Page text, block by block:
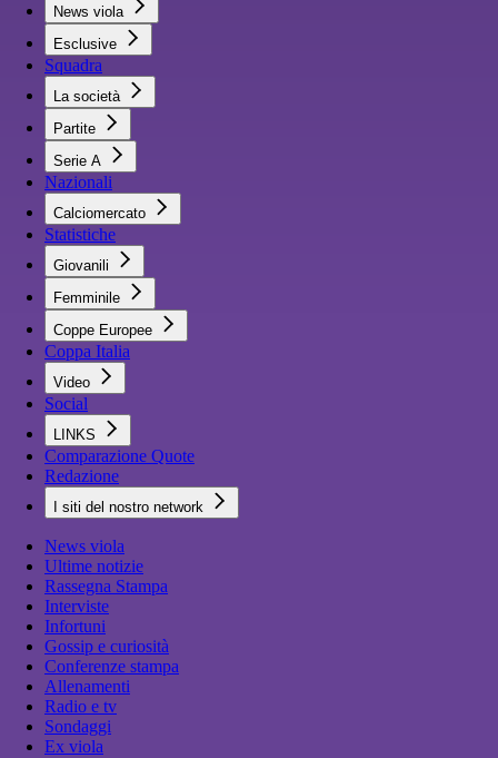
News viola
Esclusive
Squadra
La società
Partite
Serie A
Nazionali
Calciomercato
Statistiche
Giovanili
Femminile
Coppe Europee
Coppa Italia
Video
Social
LINKS
Comparazione Quote
Redazione
I siti del nostro network
News viola
Ultime notizie
Rassegna Stampa
Interviste
Infortuni
Gossip e curiosità
Conferenze stampa
Allenamenti
Radio e tv
Sondaggi
Ex viola